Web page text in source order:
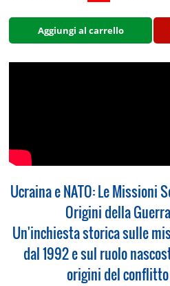
Aggiungi al carrello
Ucraina e NATO: Le Missioni
Origini della
Un'inchiesta storica sulle
dal 1992 e sul ruolo
origini del